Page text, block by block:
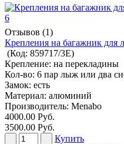
Отзывов (1)
Крепления на багажник
(Код: 859717/3E)
Крепление: на перекладины
Кол-во: 6 пар лыж или два
Замок: есть
Материал: алюминий
Производитель: Menabo
4000.00 Руб.
3500.00 Руб.
Купить